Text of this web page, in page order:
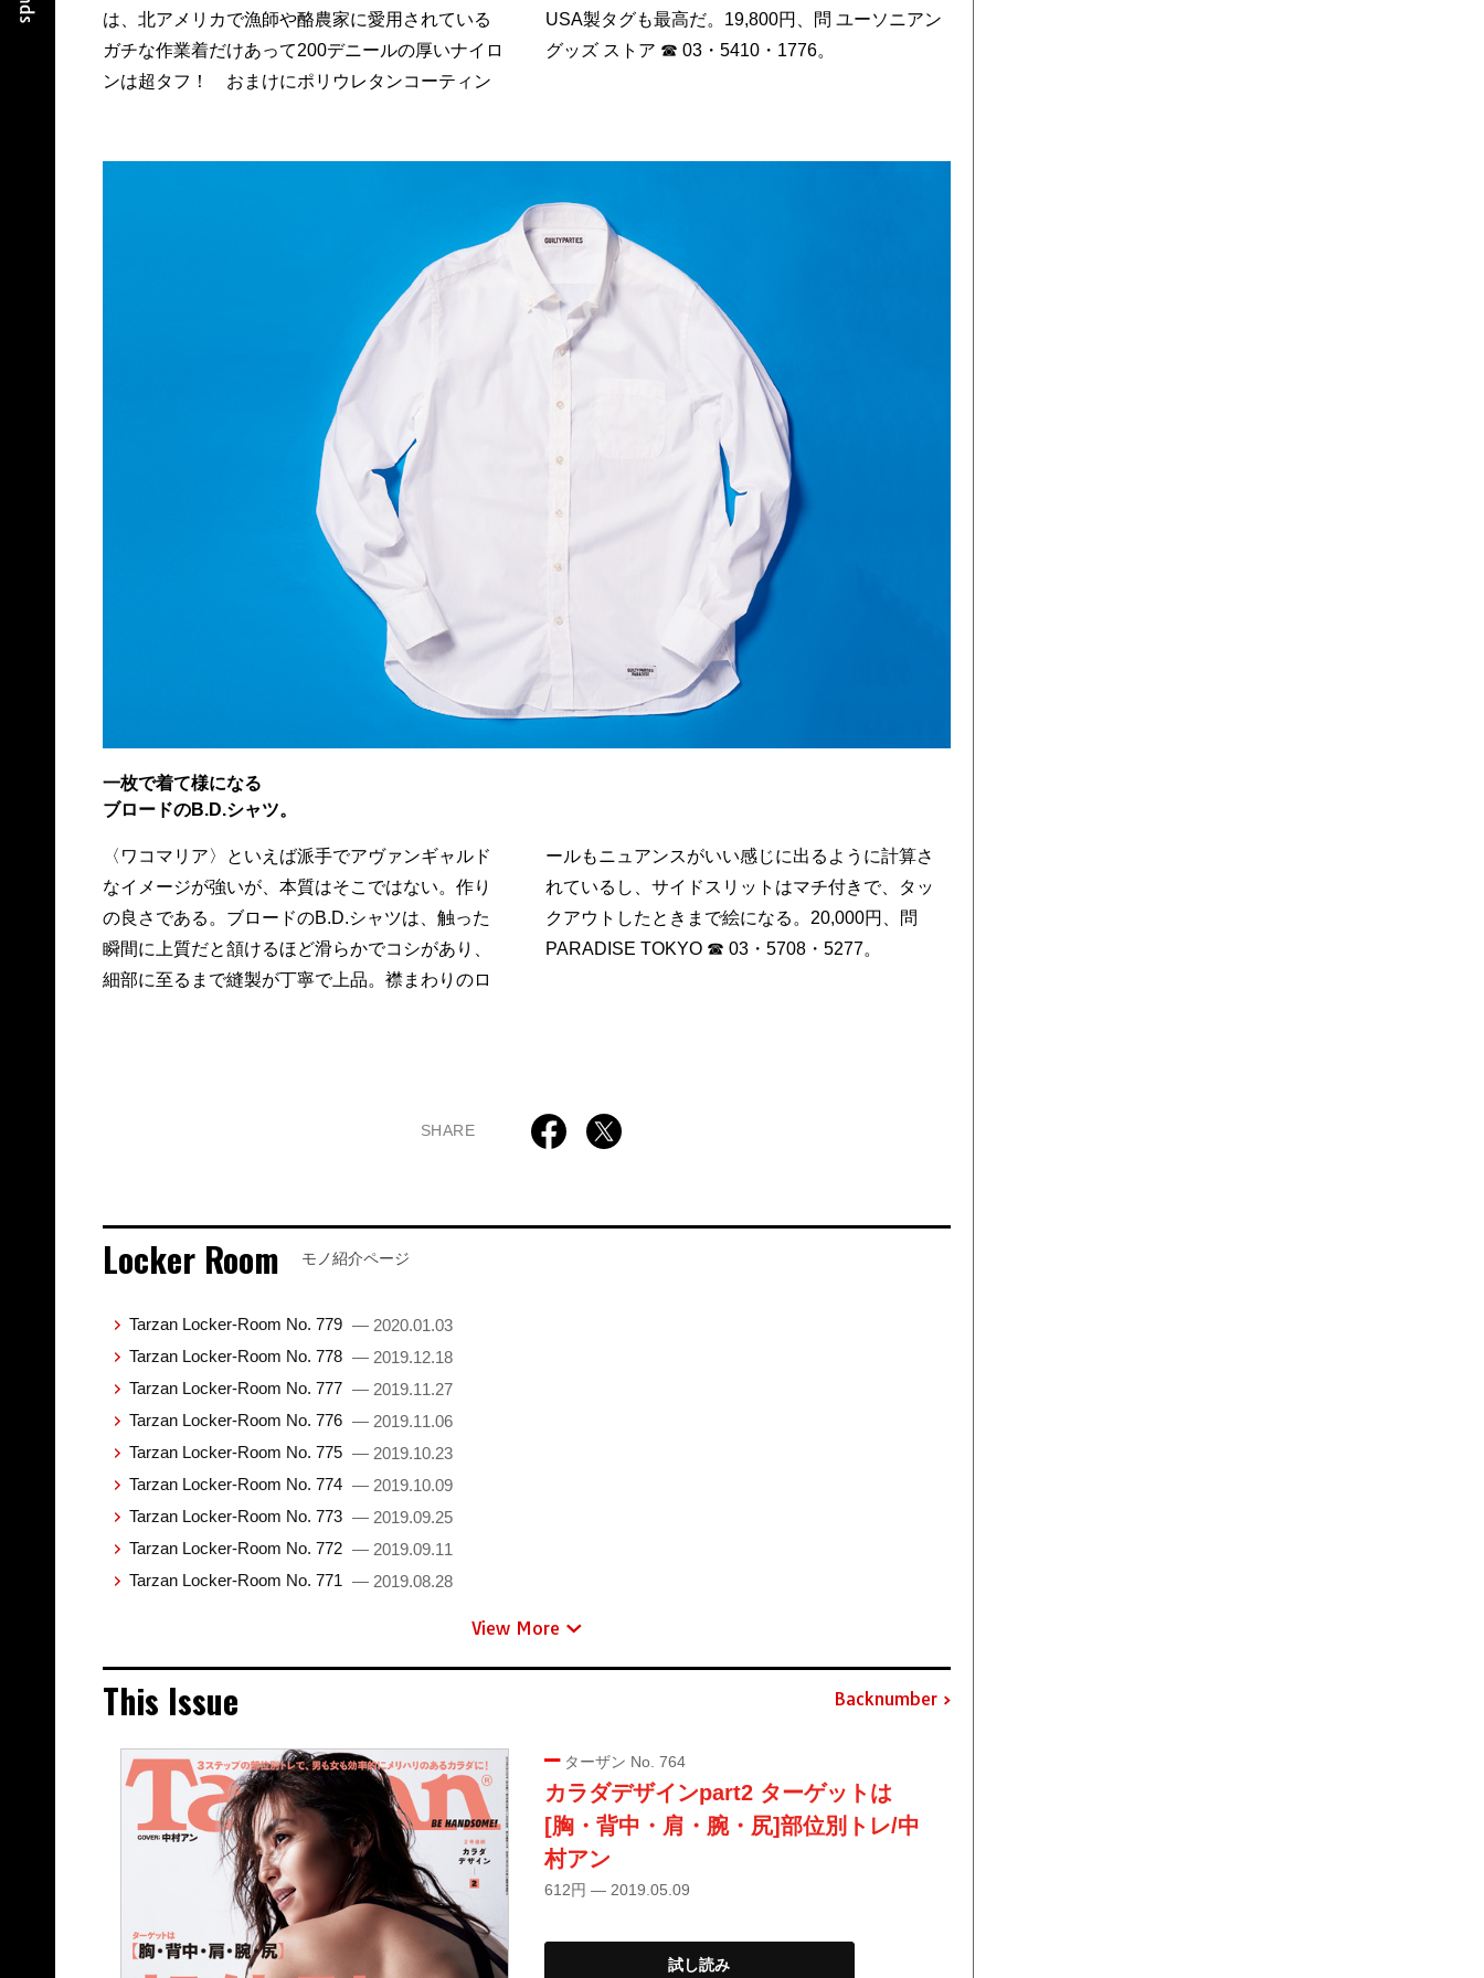
は、北アメリカで漁師や酪農家に愛用されている
ガチな作業着だけあって200デニールの厚いナイロ
ンは超タフ！ おまけにポリウレタンコーティン
USA製タグも最高だ。19,800円、問 ユーソニアン
グッズ ストア ☎ 03・5410・1776。
一枚で着て様になる
ブロードのB.D.シャツ。
〈ワコマリア〉といえば派手でアヴァンギャルド
なイメージが強いが、本質はそこではない。作り
の良さである。ブロードのB.D.シャツは、触った
瞬間に上質だと頷けるほど滑らかでコシがあり、
細部に至るまで縫製が丁寧で上品。襟まわりのロ
ールもニュアンスがいい感じに出るように計算さ
れているし、サイドスリットはマチ付きで、タッ
クアウトしたときまで絵になる。20,000円、問
PARADISE TOKYO ☎ 03・5708・5277。
SHARE
Locker Room モノ紹介ページ
Tarzan Locker-Room No. 779 — 2020.01.03
Tarzan Locker-Room No. 778 — 2019.12.18
Tarzan Locker-Room No. 777 — 2019.11.27
Tarzan Locker-Room No. 776 — 2019.11.06
Tarzan Locker-Room No. 775 — 2019.10.23
Tarzan Locker-Room No. 774 — 2019.10.09
Tarzan Locker-Room No. 773 — 2019.09.25
Tarzan Locker-Room No. 772 — 2019.09.11
Tarzan Locker-Room No. 771 — 2019.08.28
View More
This Issue Backnumber
ターザン No. 764
カラダデザインpart2 ターゲットは
[胸・背中・肩・腕・尻]部位別トレ/中
村アン
612円 — 2019.05.09
試し読み